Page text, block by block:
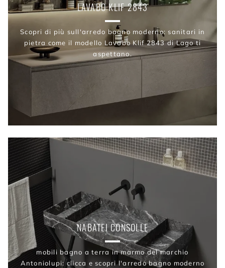
LAVABO KLIF 2843
Scopri di più sull'arredo bagno moderno: sanitari in
pietra come il modello Lavabo Klif 2843 di Lago ti
aspettano.
NABATEI CONSOLLE
mobili bagno a terra in marmo del marchio
Antoniolupi: clicca e scopri l'arredo bagno moderno